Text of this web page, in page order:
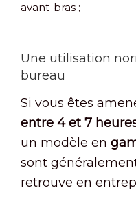
avant-bras ;
Une utilisation
bureau
Si vous êtes
entre 4 et 7
un modèle en
sont
retrouve en